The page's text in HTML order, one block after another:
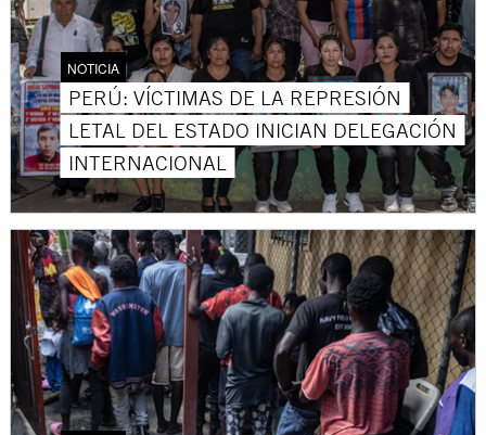
NOTICIA
PERÚ: VÍCTIMAS DE LA REPRESIÓN
LETAL DEL ESTADO INICIAN DELEGACIÓN
INTERNACIONAL